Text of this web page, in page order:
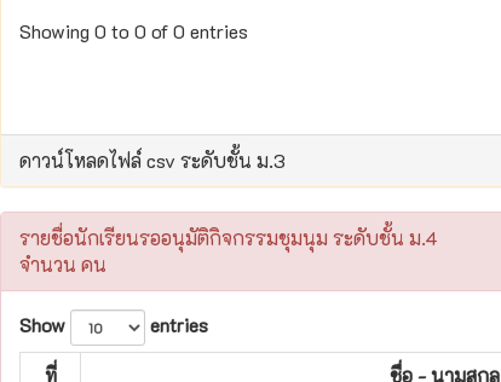
Showing 0 to 0 of 0 entries
ดาวน์โหลดไฟล์ csv ระดับชั้น ม.3
รายชื่อนักเรียนรออนุมัติกิจกรรมชุมนุม ระดับชั้น ม.4
จำนวน คน
Show entries
ที่
ชื่อ - นามสกุล